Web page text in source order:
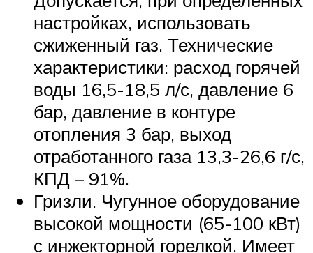
настройках, использовать
сжиженный газ. Технические
характеристики: расход горячей
воды 16,5-18,5 л/с, давление 6
бар, давление в контуре
отопления 3 бар, выход
отработанного газа 13,3-26,6 г/с,
КПД – 91%.
Гризли. Чугунное оборудование
высокой мощности (65-100 кВт)
с инжекторной горелкой. Имеет